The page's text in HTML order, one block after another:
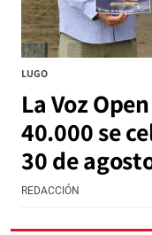
LUGO
La Voz
40.000 se
30 de
REDACCIÓN